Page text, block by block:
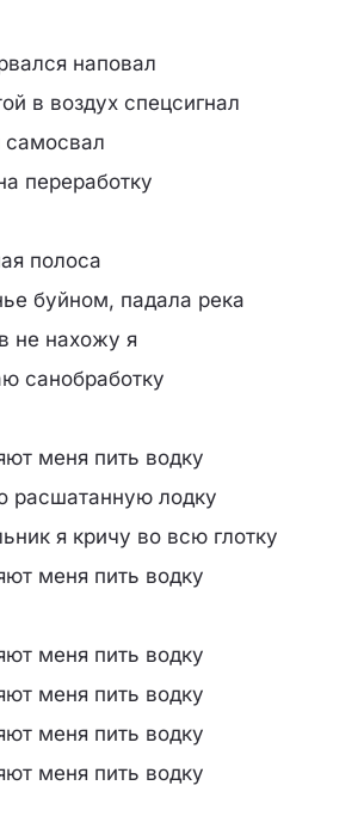
наповал
в воздух спецсигнал
самосвал
переработку
полоса
буйном, падала река
не нахожу я
санобработку
меня пить водку
расшатанную лодку
я кричу во всю глотку
меня пить водку
меня пить водку
меня пить водку
меня пить водку
меня пить водку